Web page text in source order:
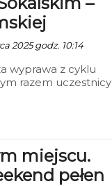
2025 godz. 10:14
wyprawa z cyklu
razem uczestnicy
miejscu.
pełen